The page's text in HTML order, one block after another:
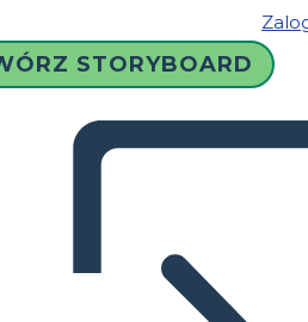
STORYBOARD